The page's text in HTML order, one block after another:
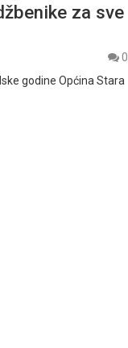
za sve
0
godine Općina Stara